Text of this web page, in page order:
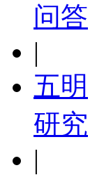
问答
|
五明
研究
|